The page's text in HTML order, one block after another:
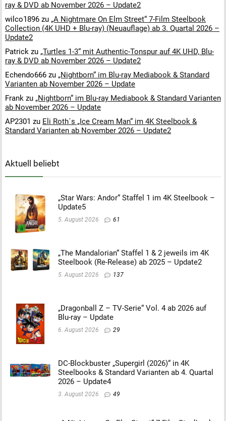
ray & DVD ab November 2026 – Update2
wilco1896 zu „A Nightmare On Elm Street“ 7-Film Steelbook
Collection (4K UHD + Blu-ray) (Neuauflage) ab 3. Quartal 2026 –
Update2
Patrick zu „Turtles 1-3“ mit Authentic-Tonspur auf 4K UHD, Blu-
ray & DVD ab November 2026 – Update2
Echendo666 zu „Nightborn“ im Blu-ray Mediabook & Standard
Varianten ab November 2026 – Update
Frank zu „Nightborn“ im Blu-ray Mediabook & Standard Varianten
ab November 2026 – Update
AP2301 zu Eli Roth´s „Ice Cream Man“ im 4K Steelbook &
Standard Varianten ab November 2026 – Update2
Aktuell beliebt
„Star Wars: Andor“ Staffel 1 im 4K Steelbook –
Update5
5. August 2026 61
„The Mandalorian“ Staffel 1 & 2 jeweils im 4K
Steelbook (Re-Release) ab 2025 – Update2
5. August 2026 137
„Dragonball Z – TV-Serie“ Vol. 4 ab 2026 auf
Blu-ray – Update
6. August 2026 29
DC-Blockbuster „Supergirl (2026)“ in 4K
Steelbooks & Standard Varianten ab 4. Quartal
2026 – Update4
3. August 2026 49